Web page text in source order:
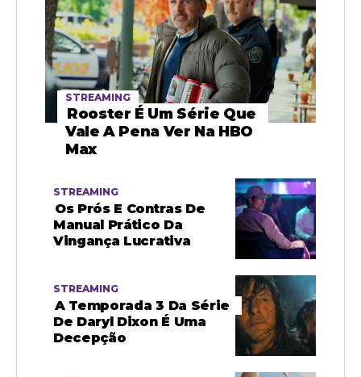
STREAMING
Rooster É Um Série Que
Vale A Pena Ver Na HBO
Max
STREAMING
Os Prós E Contras De
Manual Prático Da
Vingança Lucrativa
STREAMING
A Temporada 3 Da Série
De Daryl Dixon É Uma
Decepção